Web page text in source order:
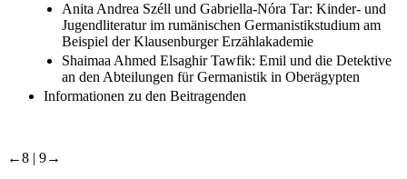
Anita Andrea Széll und Gabriella-Nóra Tar: Kinder- und
Jugendliteratur im rumänischen Germanistikstudium am
Beispiel der Klausenburger Erzählakademie
Shaimaa Ahmed Elsaghir Tawfik: Emil und die Detektive
an den Abteilungen für Germanistik in Oberägypten
Informationen zu den Beitragenden
←8 | 9→